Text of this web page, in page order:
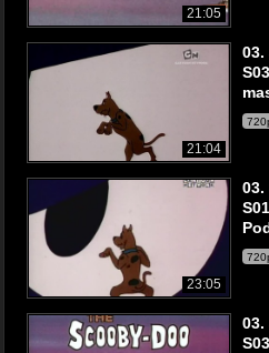
21:05
21:04
03.
23:05
03.
03.